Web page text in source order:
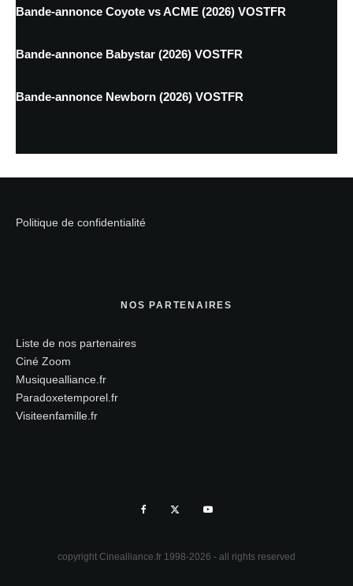
Bande-annonce Coyote vs ACME (2026) VOSTFR
Bande-annonce Babystar (2026) VOSTFR
Bande-annonce Newborn (2026) VOSTFR
Politique de confidentialité
NOS PARTENAIRES
Liste de nos partenaires
Ciné Zoom
Musiquealliance.fr
Paradoxetemporel.fr
Visiteenfamille.fr
copyright Cinealliance.fr 1998-2026 - all rights reserved